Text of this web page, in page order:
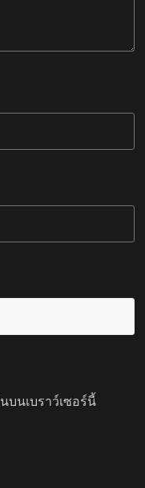
บนเบราว์เซอร์นี้